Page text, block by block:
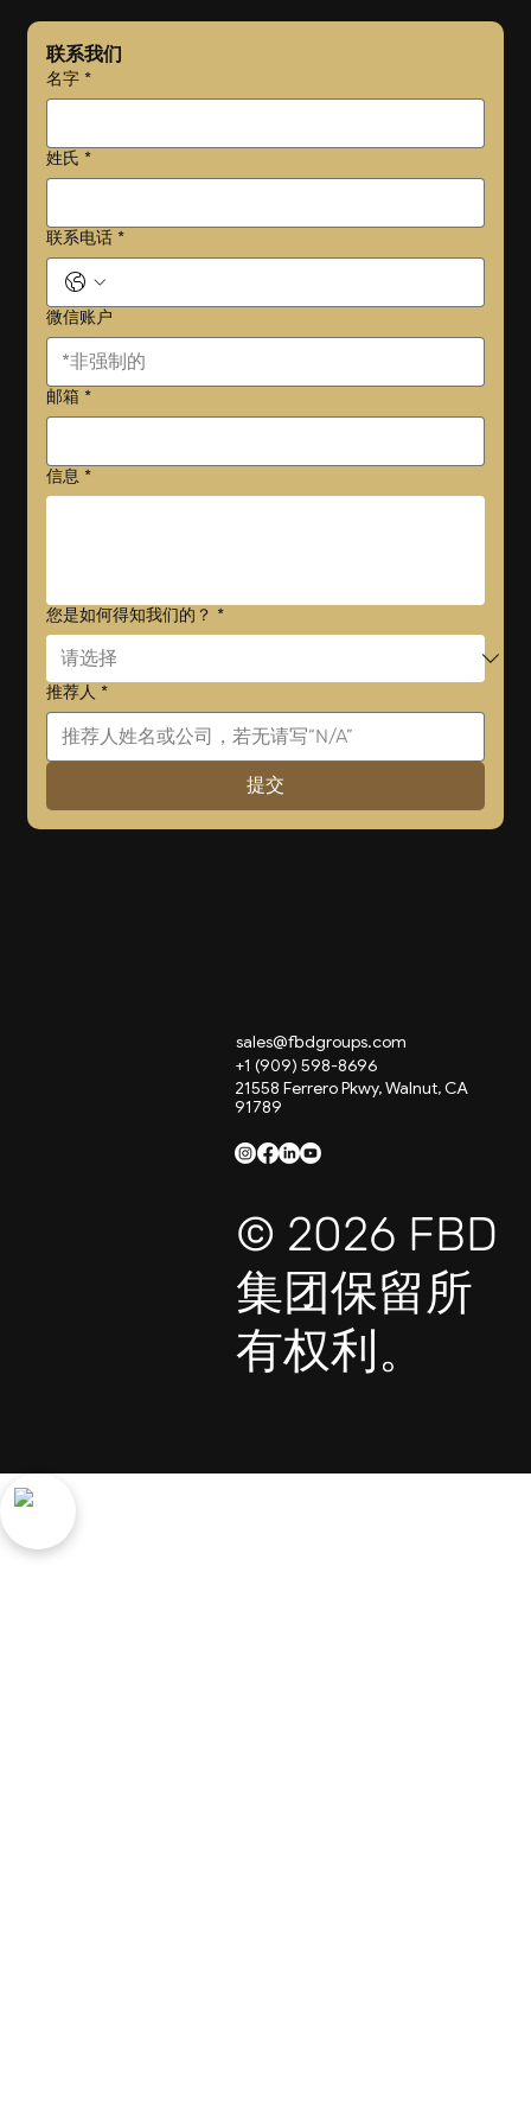
+1 (909) 598-8696
21558 Ferrero Pkwy, Walnut, CA
91789
sales@fbdgroups.com
© 2026 FBD
集团保留所
有权利。
联系我们
名字 *
姓氏 *
联系电话 *
微信账户
邮箱 *
信息 *
您是如何得知我们的？ *
推荐人 *
提交